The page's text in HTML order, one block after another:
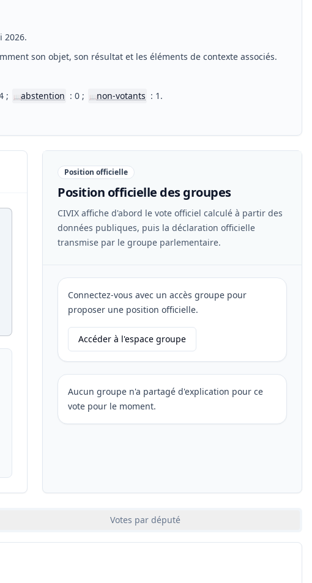
2026.
son objet, son résultat et les éléments de contexte associés.
;
📖abstention : 0 ; 📖non-votants : 1.
Position officielle
Position officielle des groupes
CIVIX affiche d'abord le vote officiel calculé à partir des
données publiques, puis la déclaration officielle
transmise par le groupe parlementaire.
Connectez-vous avec un accès groupe pour
proposer une position officielle.
Accéder à l'espace groupe
Aucun groupe n'a partagé d'explication pour ce
vote pour le moment.
Votes par député